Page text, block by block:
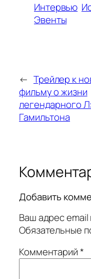
Интервью
Эвенты
← Трейлер к
фильму о жизни
легендарного
Гамильтона
Добавить
Ваш адрес email
Обязательные
Комментарий*